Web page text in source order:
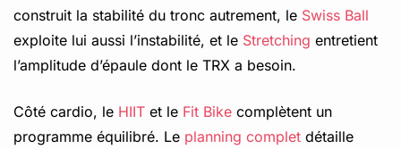
construit la stabilité du tronc autrement, le Swiss Ball
exploite lui aussi l’instabilité, et le Stretching entretient
l’amplitude d’épaule dont le TRX a besoin.
Côté cardio, le HIIT et le Fit Bike complètent un
programme équilibré. Le planning complet détaille